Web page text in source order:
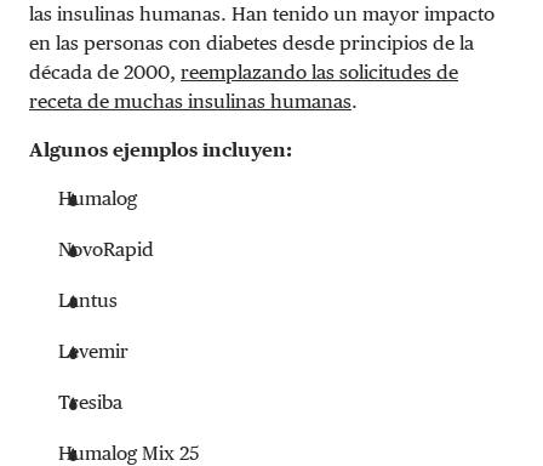
las insulinas humanas. Han tenido un mayor impacto
en las personas con diabetes desde principios de la
década de 2000, reemplazando las solicitudes de
receta de muchas insulinas humanas.
Algunos ejemplos incluyen:
Humalog
NovoRapid
Lantus
Levemir
Tresiba
Humalog Mix 25